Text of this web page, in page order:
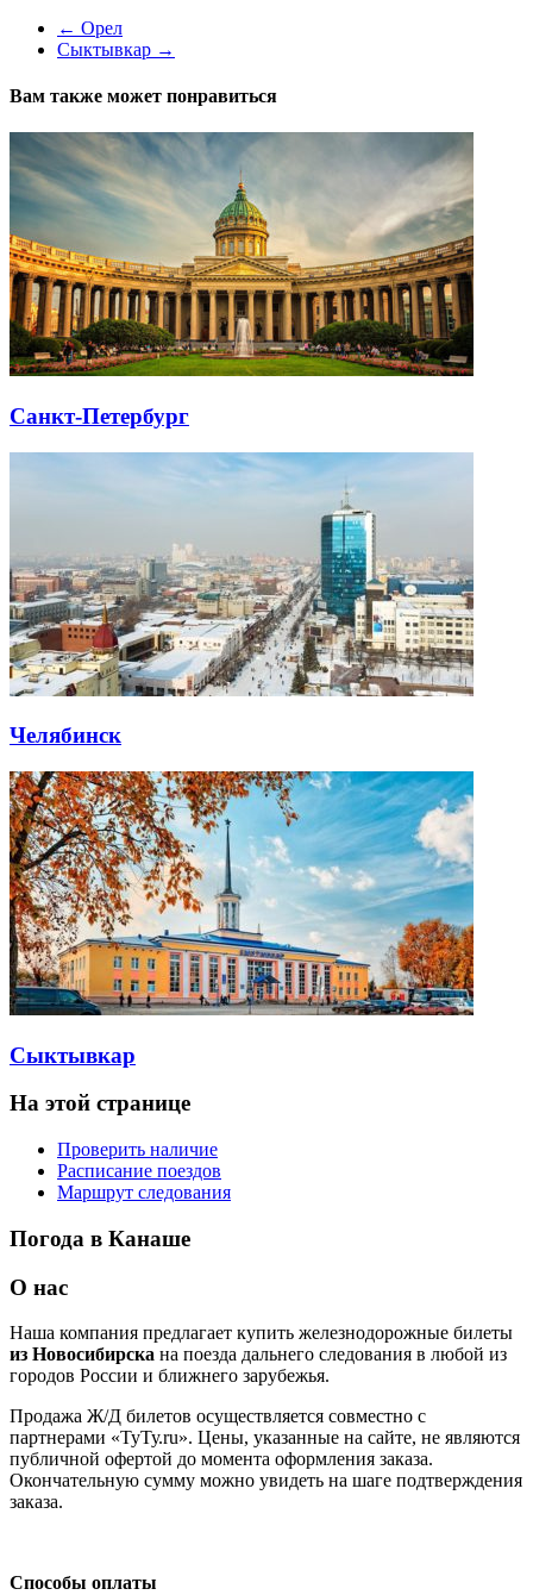
← Орел
Сыктывкар →
Вам также может понравиться
Санкт-Петербург
Челябинск
Сыктывкар
На этой странице
Проверить наличие
Расписание поездов
Маршрут следования
Погода в Канаше
О нас
Наша компания предлагает купить железнодорожные билеты
из Новосибирска на поезда дальнего следования в любой из
городов России и ближнего зарубежья.
Продажа Ж/Д билетов осуществляется совместно с
партнерами «ТуТу.ru». Цены, указанные на сайте, не являются
публичной офертой до момента оформления заказа.
Окончательную сумму можно увидеть на шаге подтверждения
заказа.
Способы оплаты